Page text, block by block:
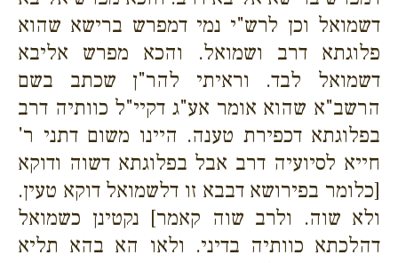
דשמואל וכן לרש"י נמי דמפרש ברישא שהוא
פלוגתא דרב ושמואל. והכא מפרש אליבא
דשמואל לבד. וראיתי להר"ן שכתב בשם
הרשב"א שהוא אומר אע"ג דקיי"ל כוותיה דרב
בפלוגתא דכפירת טענה. היינו משום דתני ר'
חייא לסיועיה דרב אבל בפלוגתא דשוה ודוקא
[כלומר בפירושא דבבא זו דלשמואל דוקא טעין.
ולא שוה. ולרב שוה קאמר] נקטינן כשמואל
דהלכתא כוותיה בדיני. ולאו הא בהא תליא